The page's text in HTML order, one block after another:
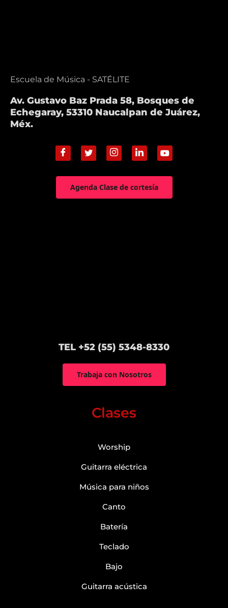
Escuela de Música - SATÉLITE
Av. Gustavo Baz Prada 58, Bosques de
Echegaray, 53310 Naucalpan de Juárez,
Méx.
Agenda Clase de cortesía
TEL +52 (55) 5348-8330
Trabaja con Nosotros
Clases
Worship
Guitarra eléctrica
Música para niños
Canto
Batería
Teclado
Bajo
Guitarra acústica